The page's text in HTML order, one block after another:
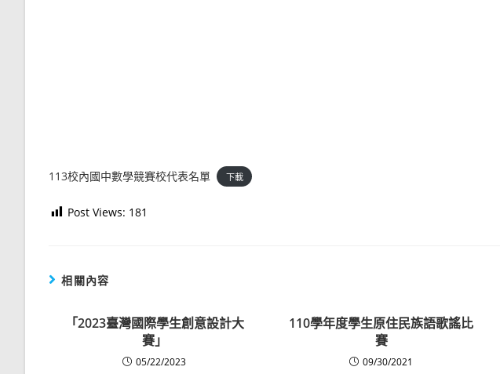
113校內國中數學競賽校代表名單 下載
Post Views: 181
相關內容
「2023臺灣國際學生創意設計大
賽」
05/22/2023
110學年度學生原住民族語歌謠比
賽
09/30/2021